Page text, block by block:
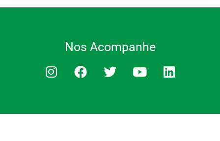
Nos Acompanhe